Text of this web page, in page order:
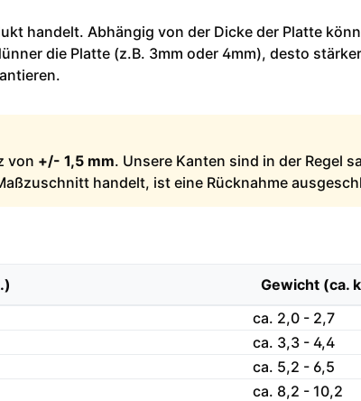
handelt. Abhängig von der Dicke der Platte
die Platte (z.B. 3mm oder 4mm), desto
von +/- 1,5 mm. Unsere Kanten sind in der Regel
handelt, ist eine Rücknahme
Gewicht (ca.
ca. 2,0 - 2,7
ca. 3,3 - 4,4
ca. 5,2 - 6,5
ca. 8,2 - 10,2